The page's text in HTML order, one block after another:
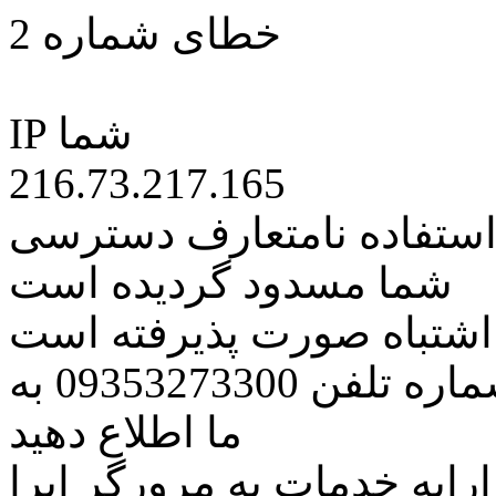
خطای شماره 2
IP شما
216.73.217.165
نامتعارف دسترسی
شما مسدود گردیده است
اشتباه صورت پذیرفته است
مراتب این مسئله را از طریق شماره تلفن 09353273300 به
ما اطلاع دهید
خدمات به مرورگر اپرا